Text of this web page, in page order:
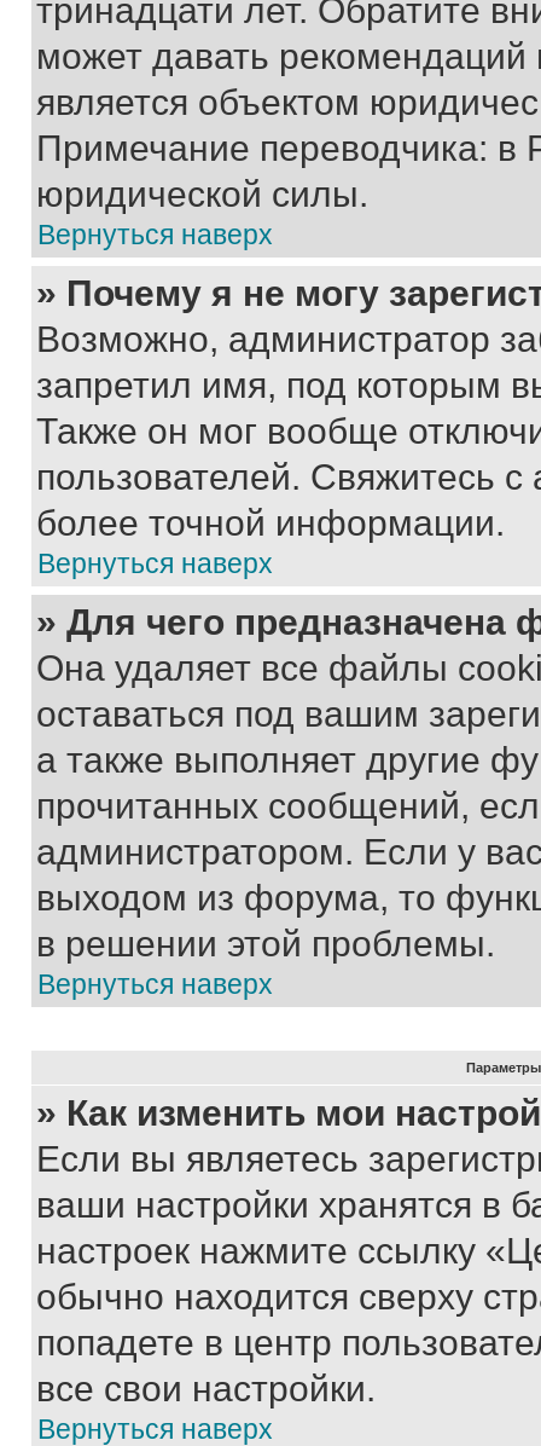
тринадцати лет. Обратите
может давать
является объектом
Примечание переводчика: в
юридической силы.
Вернуться наверх
» Почему я не могу
Возможно, администратор
запретил имя, под которым
Также он мог вообще
пользователей. Свяжитесь
более точной информации.
Вернуться наверх
» Для чего предназначена
Она удаляет все файлы
оставаться под вашим
а также выполняет другие
прочитанных сообщений,
администратором. Если у
выходом из форума, то
в решении этой проблемы.
Вернуться наверх
Параметры
» Как изменить мои
Если вы являетесь
ваши настройки хранятся в
настроек нажмите ссылку
обычно находится сверху
попадете в центр
все свои настройки.
Вернуться наверх